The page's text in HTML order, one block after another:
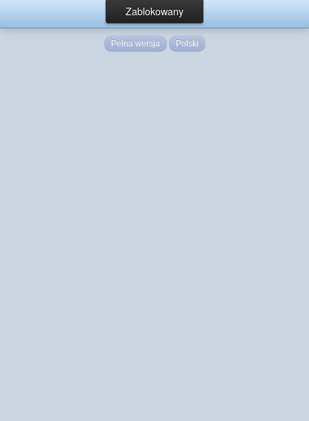
Zablokowany
Pełna wersja Polski